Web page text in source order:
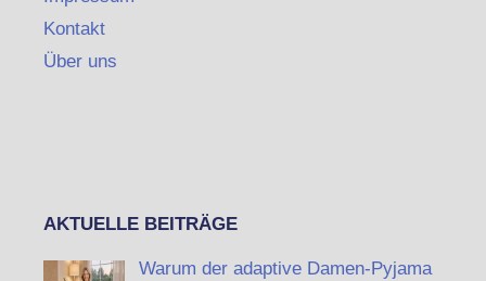
Kontakt
Über uns
AKTUELLE BEITRÄGE
Warum der adaptive Damen-Pyjama